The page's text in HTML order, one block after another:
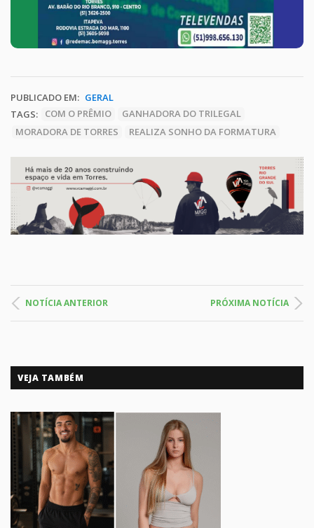
PUBLICADO EM: GERAL
TAGS:
COM O PRÊMIO
GANHADORA DO TRILEGAL
MORADORA DE TORRES
REALIZA SONHO DA FORMATURA
NOTÍCIA ANTERIOR PRÓXIMA NOTÍCIA
VEJA TAMBÉM